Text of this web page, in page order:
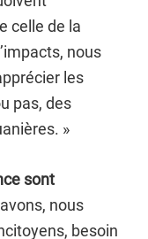
celle de la
nous
les
pas, des
»
sont
nous
besoin